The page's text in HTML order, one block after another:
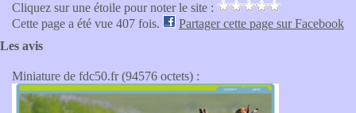
Cliquez sur une étoile pour noter le site :
Cette page a été vue 407 fois.
Partager cette page sur Facebook
Les avis
Miniature de fdc50.fr (94576 octets) :